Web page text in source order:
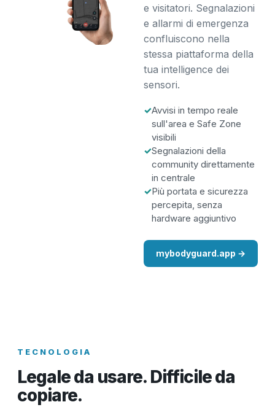
e visitatori. Segnalazioni
e allarmi di emergenza
confluiscono nella
stessa piattaforma della
tua intelligence dei
sensori.
✓Avvisi in tempo reale
sull'area e Safe Zone
visibili
✓Segnalazioni della
community direttamente
in centrale
✓Più portata e sicurezza
percepita, senza
hardware aggiuntivo
mybodyguard.app →
TECNOLOGIA
Legale da usare. Difficile da
copiare.